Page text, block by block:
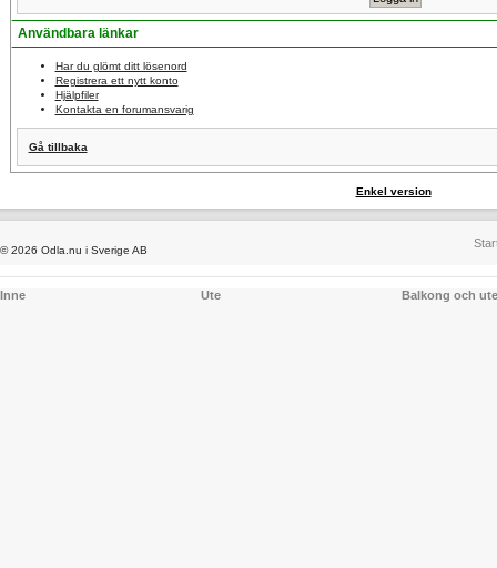
Användbara länkar
Har du glömt ditt lösenord
Registrera ett nytt konto
Hjälpfiler
Kontakta en forumansvarig
Gå tillbaka
Enkel version
© 2026 Odla.nu i Sverige AB
Inne Ute Balkong och